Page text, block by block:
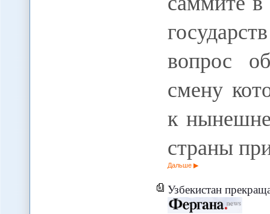
вопрос
смену
к
страны
Дальше
Узбекистан прекращает поставки газа в